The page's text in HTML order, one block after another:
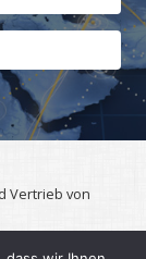
Vertrieb von